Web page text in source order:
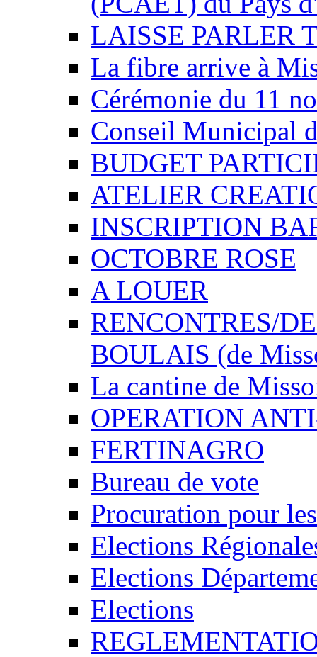
LAISSE PARLER
La fibre arrive à
Cérémonie du 11
Conseil Municipal
BUDGET
ATELIER
INSCRIPTION
OCTOBRE ROSE
A LOUER
RENCONTRES/
BOULAIS (de
La cantine de
OPERATION
FERTINAGRO
Bureau de vote
Procuration pour
Elections
Elections
Elections